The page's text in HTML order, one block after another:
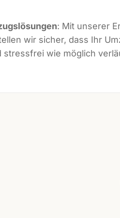
: Mit unserer
wir sicher, dass Ihr
stressfrei wie möglich